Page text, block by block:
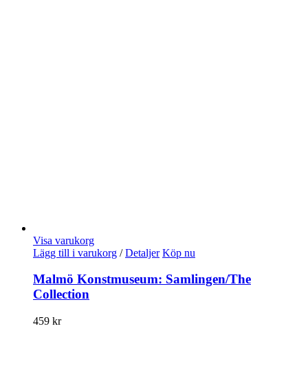
Visa varukorg
Lägg till i varukorg / Detaljer Köp nu
Malmö Konstmuseum: Samlingen/The
Collection
459 kr